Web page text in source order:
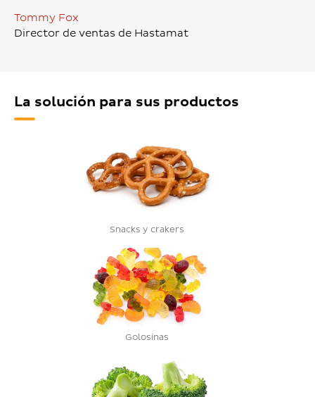
Tommy Fox
Director de ventas de Hastamat
La solución para sus productos
Snacks y crakers
Golosinas